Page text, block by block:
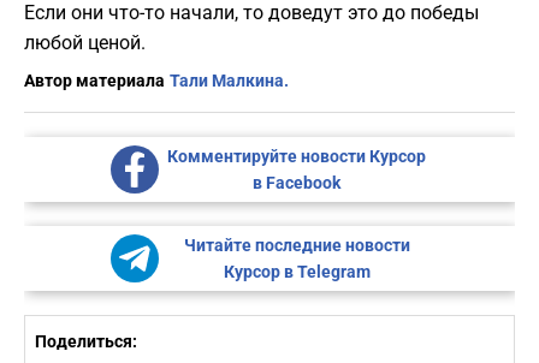
Если они что-то начали, то доведут это до победы
любой ценой.
Автор материала Тали Малкина.
Комментируйте новости Курсор
в Facebook
Читайте последние новости
Курсор в Telegram
Поделиться: